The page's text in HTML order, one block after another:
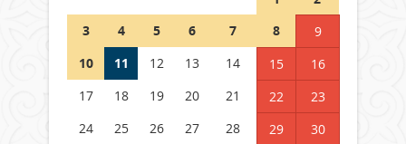
мыңнан астам көрерменнің
қауіпсіздігін қамтамасыз етті
06 тамыз 2026 ж.
3
4 5 6 7 8
9
10
11 12 13 14 15
16
17
18 19 20 21 22
23
24
25 26 27 28 29
30